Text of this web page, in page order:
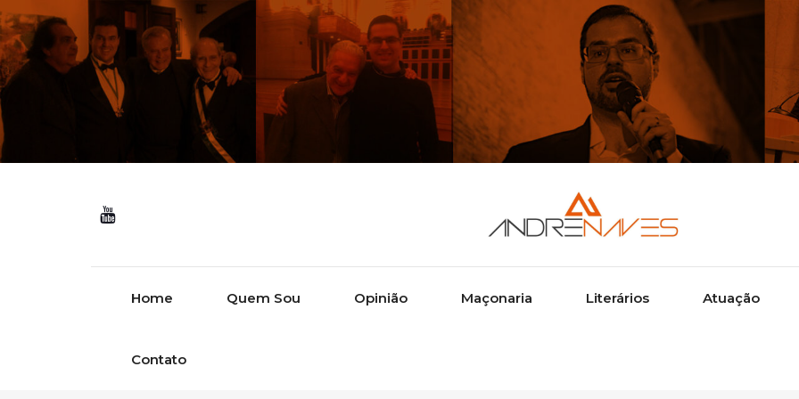
Skip to content
Home Quem Sou Opinião Maçonaria Literários Atuação
Contato